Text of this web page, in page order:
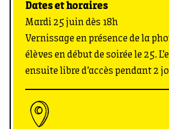
Dates et horaires
Mardi 25 juin dès 18h
Vernissage en présence de la
élèves en début de soirée le 25.
ensuite libre d’accès pendant 2